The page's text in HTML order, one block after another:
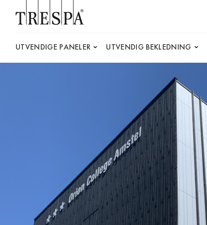
UTVENDIGE PANELER UTVENDIG BEKLEDNING